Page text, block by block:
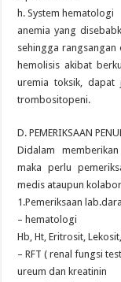
h. System hematologi
anemia yang
sehingga
hemolisis akibat
uremia toksik,
trombositopeni.
D. PEMERIKSAAN
Didalam
maka perlu
medis ataupun
1.Pemeriksaan
– hematologi
Hb, Ht, Eritrosit,
– RFT ( renal fungsi
ureum dan kreatinin